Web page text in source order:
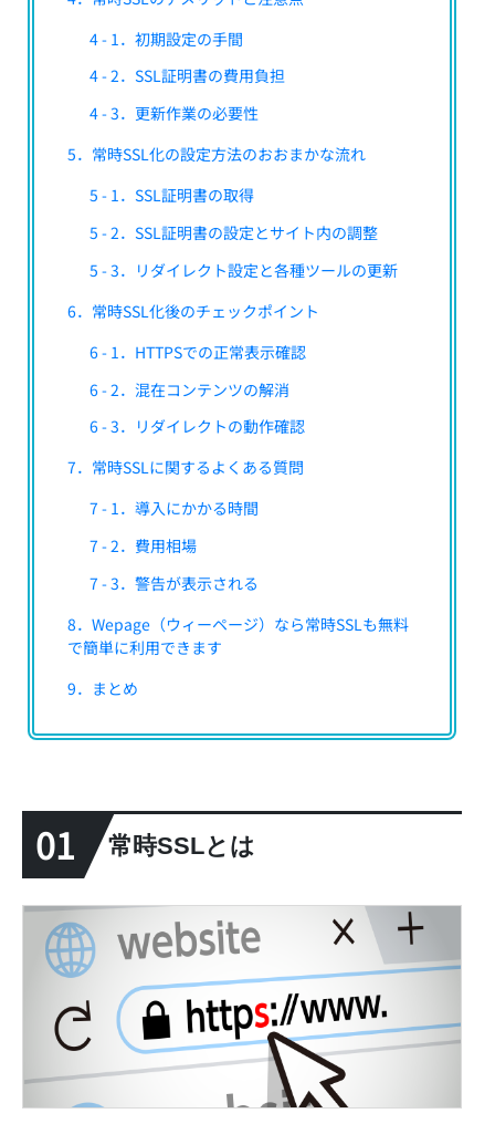
4 - 1．初期設定の手間
4 - 2．SSL証明書の費用負担
4 - 3．更新作業の必要性
5．常時SSL化の設定方法のおおまかな流れ
5 - 1．SSL証明書の取得
5 - 2．SSL証明書の設定とサイト内の調整
5 - 3．リダイレクト設定と各種ツールの更新
6．常時SSL化後のチェックポイント
6 - 1．HTTPSでの正常表示確認
6 - 2．混在コンテンツの解消
6 - 3．リダイレクトの動作確認
7．常時SSLに関するよくある質問
7 - 1．導入にかかる時間
7 - 2．費用相場
7 - 3．警告が表示される
8．Wepage（ウィーページ）なら常時SSLも無料
で簡単に利用できます
9．まとめ
01 常時SSLとは